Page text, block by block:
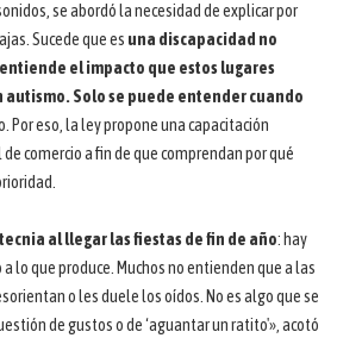
se abordó la necesidad de explicar por
Sucede que es una discapacidad no
el impacto que estos lugares
autismo. Solo se puede entender cuando
Por eso, la ley propone una capacitación
comercio a fin de que comprendan por qué
al llegar las fiestas de fin de año: hay
lo que produce. Muchos no entienden que a las
o les duele los oídos. No es algo que se
de gustos o de ‘aguantar un ratito'», acotó